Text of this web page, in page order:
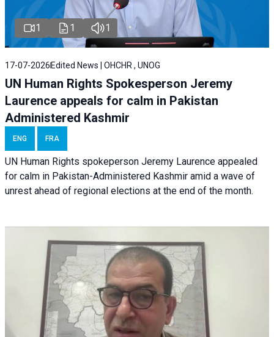
1 1 1
17-07-2026 Edited News | OHCHR , UNOG
UN Human Rights Spokesperson Jeremy
Laurence appeals for calm in Pakistan
Administered Kashmir
ENG FRA
UN Human Rights spokeperson Jeremy Laurence appealed
for calm in Pakistan-Administered Kashmir amid a wave of
unrest ahead of regional elections at the end of the month.